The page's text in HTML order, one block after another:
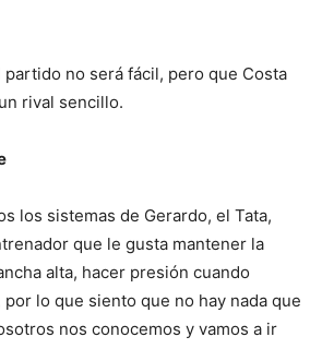
partido no será fácil, pero que Costa
rival sencillo.
los sistemas de Gerardo, el Tata,
que le gusta mantener la
alta, hacer presión cuando
lo que siento que no hay nada que
nos conocemos y vamos a ir